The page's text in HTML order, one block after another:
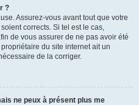
?
Assurez-vous avant tout que votre
corrects. Si tel est le cas,
de vous assurer de ne pas avoir été
du site internet ait un
de la corriger.
ne peux à présent plus me